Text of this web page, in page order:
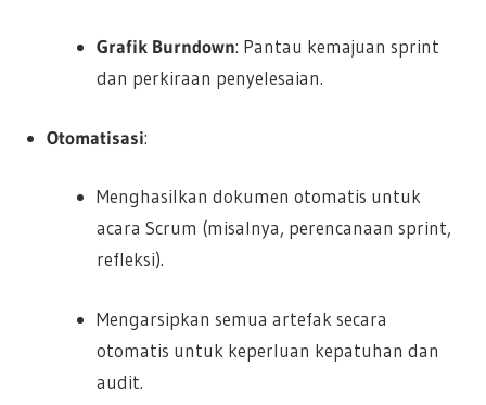
Grafik Burndown: Pantau kemajuan sprint
dan perkiraan penyelesaian.
Otomatisasi:
Menghasilkan dokumen otomatis untuk
acara Scrum (misalnya, perencanaan sprint,
refleksi).
Mengarsipkan semua artefak secara
otomatis untuk keperluan kepatuhan dan
audit.